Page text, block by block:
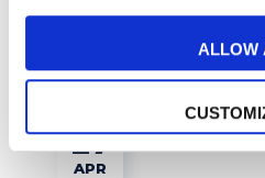
ALLOW
READ MORE
27
APR